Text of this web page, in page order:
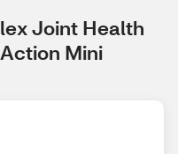
Joint Health
Mini